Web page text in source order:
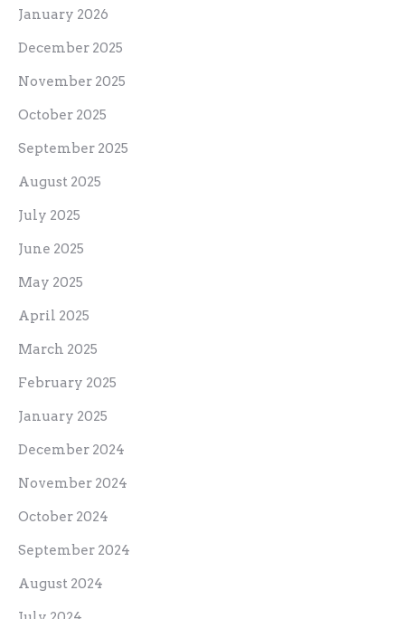
January 2026
December 2025
November 2025
October 2025
September 2025
August 2025
July 2025
June 2025
May 2025
April 2025
March 2025
February 2025
January 2025
December 2024
November 2024
October 2024
September 2024
August 2024